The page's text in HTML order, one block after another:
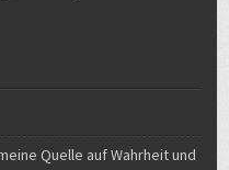
Quelle auf Wahrheit und